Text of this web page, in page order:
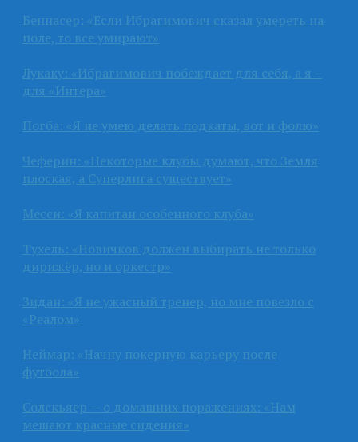
Беннасер: «Если Ибрагимович сказал умереть на
поле, то все умирают»
Лукаку: «Ибрагимович побеждает для себя, а я –
для «Интера»
Погба: «Я не умею делать подкаты, вот и фолю»
Чеферин: «Некоторые клубы думают, что Земля
плоская, а Суперлига существует»
Месси: «Я капитан особенного клуба»
Тухель: «Новичков должен выбирать не только
дирижёр, но и оркестр»
Зидан: «Я не ужасный тренер, но мне повезло с
«Реалом»
Неймар: «Начну покерную карьеру после
футбола»
Солскьяер — о домашних поражениях: «Нам
мешают красные сидения»